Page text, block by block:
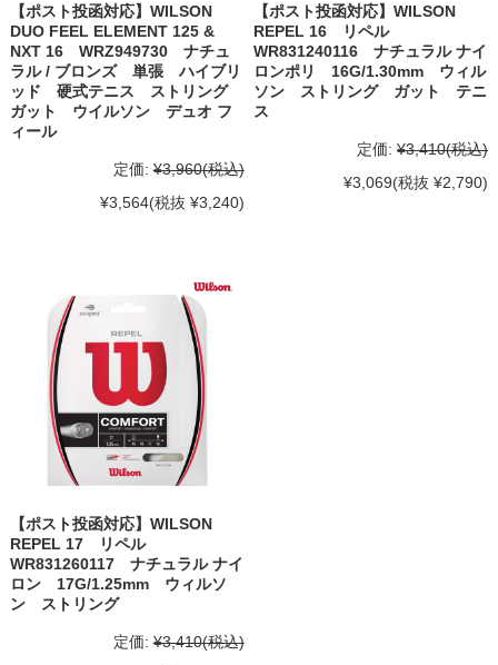
【ポスト投函対応】WILSON
DUO FEEL ELEMENT 125 &
NXT 16 WRZ949730 ナチュ
ラル / ブロンズ 単張 ハイブリ
ッド 硬式テニス ストリング
ガット ウイルソン デュオ フ
ィール
定価: ¥3,960(税込)
¥3,564(税抜 ¥3,240)
【ポスト投函対応】WILSON
REPEL 16 リペル
WR831240116 ナチュラル ナイ
ロンポリ 16G/1.30mm ウィル
ソン ストリング ガット テニ
ス
定価: ¥3,410(税込)
¥3,069(税抜 ¥2,790)
【ポスト投函対応】WILSON
REPEL 17 リペル
WR831260117 ナチュラル ナイ
ロン 17G/1.25mm ウィルソ
ン ストリング
定価: ¥3,410(税込)